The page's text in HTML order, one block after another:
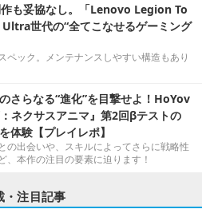
も妥協なし。「Lenovo Legion To
世代の“全てこなせるゲーミング
ペック。メンテナンスしやすい構造もあり
さらなる“進化”を目撃せよ！HoYov
ネクサスアニマ』第2回βテストの
体験【プレイレポ】
の出会いや、スキルによってさらに戦略性
、本作の注目の要素に迫ります！
・注目記事